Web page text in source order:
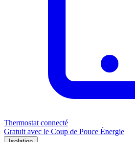
Thermostat connecté
Gratuit avec le Coup de Pouce Énergie